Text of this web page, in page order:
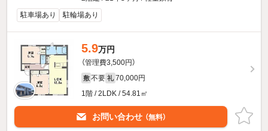
駐車場あり
駐輪場あり
5.9万円
（管理費3,500円）
敷 不要 礼 70,000円
1階 / 2LDK / 54.81㎡
お問い合わせ （無料）